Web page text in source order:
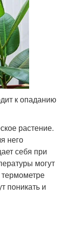
к опаданию
растение.
него
себя при
могут
поникать и